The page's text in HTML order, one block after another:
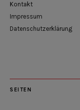
Kontakt
Impressum
Datenschutzerklärung
SEITEN